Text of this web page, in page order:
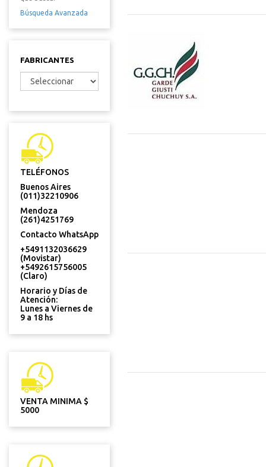
Búsqueda Avanzada
FABRICANTES
TELÉFONOS
Buenos Aires
(011)32210906
Mendoza
(261)4251769
Contacto WhatsApp
+5491132036629
(Movistar)
+5492615756005
(Claro)
Horario y Días de
Atención:
Lunes a Viernes de
9 a 18 hs
VENTA MINIMA $
5000